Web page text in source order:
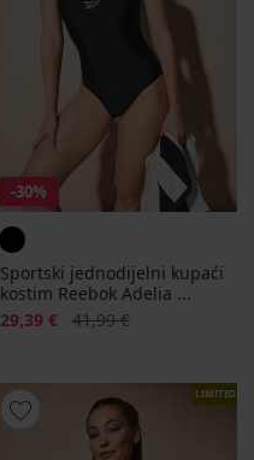
-30%
Sportski jednodijelni kupaći
kostim Reebok Adelia ...
Popust
29,39 € Prvobitna cijena
41,99 €
LIMITED